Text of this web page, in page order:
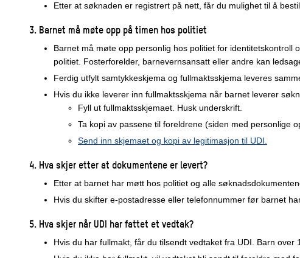
Etter at søknaden er registrert på nett, får du mulighet til å
3. Barnet må møte opp på timen hos politiet
Barnet må møte opp personlig hos politiet for identitetskontroll
politiet. Fosterforelder, barnevernsansatt eller andre kan
Ferdig utfylt samtykkeskjema og fullmaktsskjema leveres
Hvis du ikke leverer inn fullmaktsskjema når barnet leverer
Fyll ut fullmaktsskjemaet. Husk underskrift.
Ta kopi av passene til foreldrene (siden med personlige
Send inn skjemaet og kopi av legitimasjon til UDI.
4. Hva skjer etter at dokumentene er levert?
Etter at barnet har møtt hos politiet og alle
Hvis du skifter e-postadresse eller telefonnummer før barnet
5. Hva skjer når UDI har fattet et vedtak?
Hvis du har fullmakt, får du tilsendt vedtaket fra UDI. Barn over